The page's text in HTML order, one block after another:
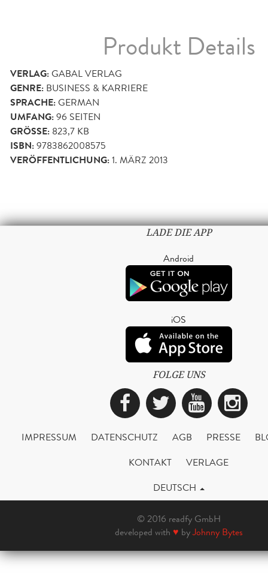
Produkt Details
VERLAG:GABAL VERLAG
GENRE: BUSINESS & KARRIERE
SPRACHE:GERMAN
UMFANG:96 SEITEN
GRÖSSE: 823,7 KB
ISBN:9783862008575
VERÖFFENTLICHUNG:1. MÄRZ 2013
LADE DIE APP
Android
iOS
FOLGE UNS
Facebook
Twitter
IMPRESSUM DATENSCHUTZ AGB PRESSE
KONTAKT
VERLAGE
DEUTSCH
© 2016 readfy GmbH
developed with ♥ byJohnny Bytes